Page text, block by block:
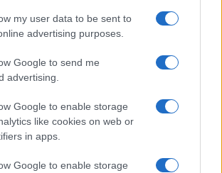
my user data to be sent to
advertising purposes.
Google to send me
advertising.
Google to enable storage
like cookies on web or
in apps.
Google to enable storage
φορά το Αρχαίο Θέατρο Επιδαύρου
Χάκαν Σάμουελσον